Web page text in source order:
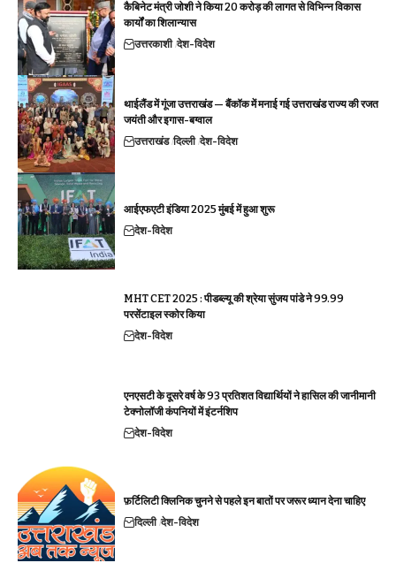
कैबिनेट मंत्री जोशी ने किया 20 करोड़ की लागत से विभिन्न विकास
कार्यों का शिलान्यास
उत्तरकाशी देश-विदेश
थाईलैंड में गूंजा उत्तराखंड — बैंकॉक में मनाई गई उत्तराखंड राज्य की रजत
जयंती और इगास-बग्वाल
उत्तराखंड दिल्ली देश-विदेश
आईएफएटी इंडिया 2025 मुंबई में हुआ शुरू
देश-विदेश
MHT CET 2025 : पीडब्ल्यू की श्रेया सुंजय पांडे ने 99.99
परसेंटाइल स्कोर किया
देश-विदेश
एनएसटी के दूसरे वर्ष के 93 प्रतिशत विद्यार्थियों ने हासिल की जानीमानी
टेक्नोलॉजी कंपनियों में इंटर्नशिप
देश-विदेश
फ़र्टिलिटी क्लिनिक चुनने से पहले इन बातों पर जरूर ध्यान देना चाहिए
दिल्ली देश-विदेश